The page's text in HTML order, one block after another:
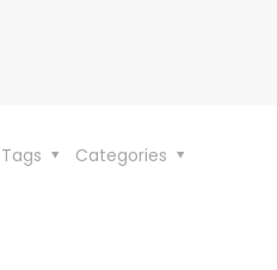
Categories
Tags